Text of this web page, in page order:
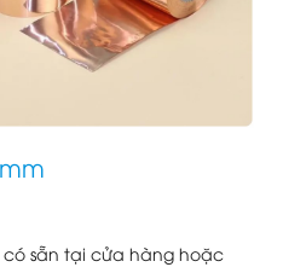
có sẵn tại cửa hàng hoặc